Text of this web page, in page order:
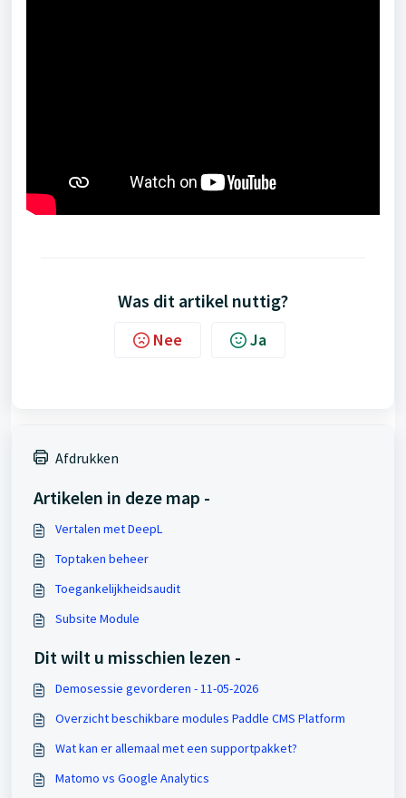
Was dit artikel nuttig?
Nee Ja
Afdrukken
Artikelen in deze map -
Vertalen met DeepL
Toptaken beheer
Toegankelijkheidsaudit
Subsite Module
Dit wilt u misschien lezen -
Demosessie gevorderen - 11-05-2026
Overzicht beschikbare modules Paddle CMS Platform
Wat kan er allemaal met een supportpakket?
Matomo vs Google Analytics